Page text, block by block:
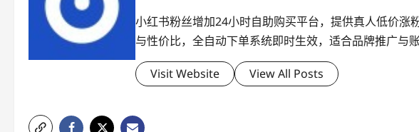
小红书粉丝增加24小时自助购买平台，提供真人低价涨
与性价比，全自动下单系统即时生效，适合品牌推广与
Visit Website View All Posts